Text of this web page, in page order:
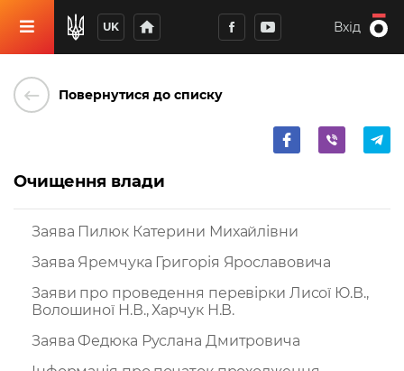
UK home Вхід
keyboard_backspace Повернутися до списку
Очищення влади
Заява Пилюк Катерини Михайлівни
Заява Яремчука Григорія Ярославовича
Заяви про проведення перевірки Лисої Ю.В.,
Волошиної Н.В., Харчук Н.В.
Заява Федюка Руслана Дмитровича